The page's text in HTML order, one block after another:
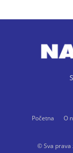
Početna O
© Sva prava